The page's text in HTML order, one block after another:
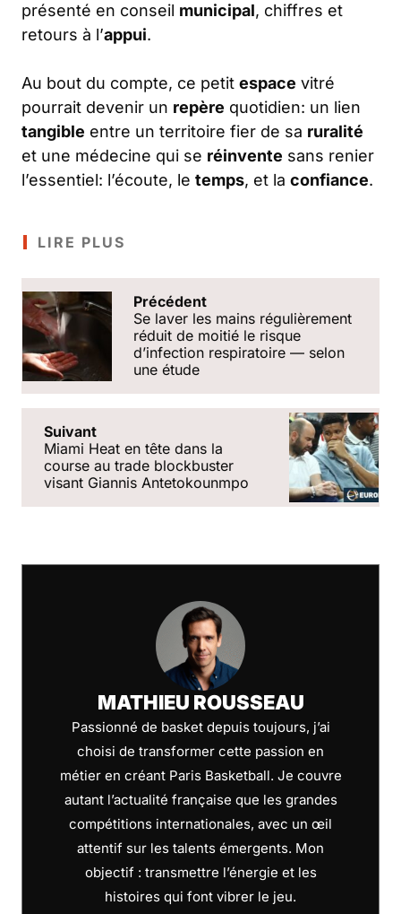
présenté en conseil municipal, chiffres et
retours à l’appui.
Au bout du compte, ce petit espace vitré
pourrait devenir un repère quotidien: un lien
tangible entre un territoire fier de sa ruralité
et une médecine qui se réinvente sans renier
l’essentiel: l’écoute, le temps, et la confiance.
LIRE PLUS
Précédent
Se laver les mains régulièrement
réduit de moitié le risque
dʼinfection respiratoire — selon
une étude
Suivant
Miami Heat en tête dans la
course au trade blockbuster
visant Giannis Antetokounmpo
MATHIEU ROUSSEAU
Passionné de basket depuis toujours, j’ai
choisi de transformer cette passion en
métier en créant Paris Basketball. Je couvre
autant l’actualité française que les grandes
compétitions internationales, avec un œil
attentif sur les talents émergents. Mon
objectif : transmettre l’énergie et les
histoires qui font vibrer le jeu.